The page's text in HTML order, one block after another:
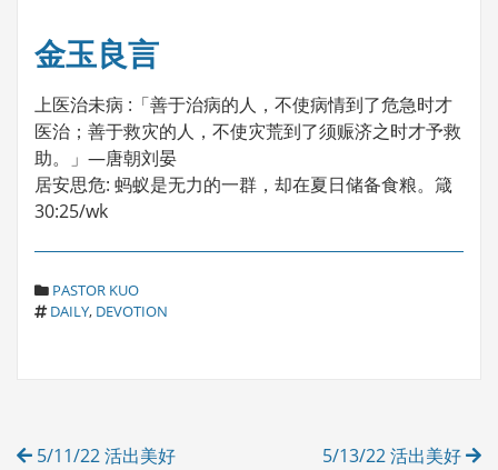
金玉良言
上医治未病 :「善于治病的人，不使病情到了危急时才
医治；善于救灾的人，不使灾荒到了须赈济之时才予救
助。」—唐朝刘晏
居安思危: 蚂蚁是无力的一群，却在夏日储备食粮。箴
30:25/wk
C
A
E
PASTOR KUO
T
DAILY, DEVOTION
Post
5/11/22 活出美好 5/13/22 活出美好